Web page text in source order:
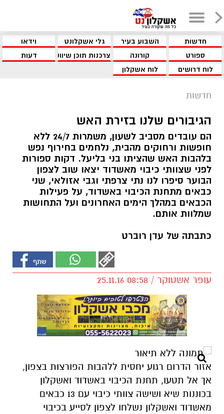
חדשות השבוע בעיר גלי אשקלונט
וידאו
ספורט
קורונה צרכנות תוכן שיווקי
דעות
לוח דרושים
לוח אשקלון
חדשות
הגיבורים שלנו בזירת האש
הם עובדים מסביב לשעון, משמרות 24/7 ללא
חופשות ורחוקים מהבית, נלחמים בחירוף נפש
בלהבות האש שהציתו בני בליעל. דקות ספורות
לפני שצוותי כיבוי מאשדוד יצאו שוב לצפון
הבוער סיפרו לנו נתי צרפתי וגבי אזולאי, שני
כבאים מתחנת הכיבוי באשדוד, על פעילות
הכבאים במהלך הימים האחרונים ועל התחושות
שמלוות אותם.
כתבתה של עדן רוברט
עופר אשטוקר / 08:58 25.11.16
אזור הדרום רגוע יחסית ללהבות הפורצות בצפון,
אך אל תטעו, תחנת הכיבוי באשדוד ואשקלון
בכוננות שיא ושישה צוותי כיבוי עם 13 כבאים
מאשדוד ואשקלון נשלחו לצפון לסייע בכיבוי